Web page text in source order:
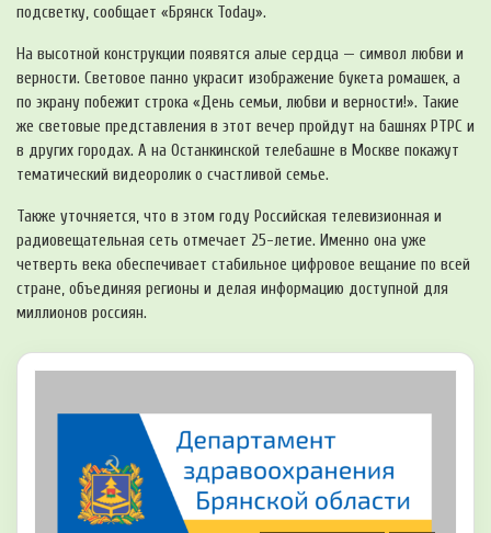
подсветку, сообщает «Брянск Today».
На высотной конструкции появятся алые сердца — символ любви и
верности. Световое панно украсит изображение букета ромашек, а
по экрану побежит строка «День семьи, любви и верности!». Такие
же световые представления в этот вечер пройдут на башнях РТРС и
в других городах. А на Останкинской телебашне в Москве покажут
тематический видеоролик о счастливой семье.
Также уточняется, что в этом году Российская телевизионная и
радиовещательная сеть отмечает 25-летие. Именно она уже
четверть века обеспечивает стабильное цифровое вещание по всей
стране, объединяя регионы и делая информацию доступной для
миллионов россиян.